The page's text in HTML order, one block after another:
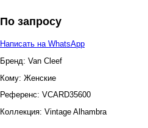
По запросу
Написать на WhatsApp
Бренд: Van Cleef
Кому: Женские
Референс: VCARD35600
Коллекция: Vintage Alhambra